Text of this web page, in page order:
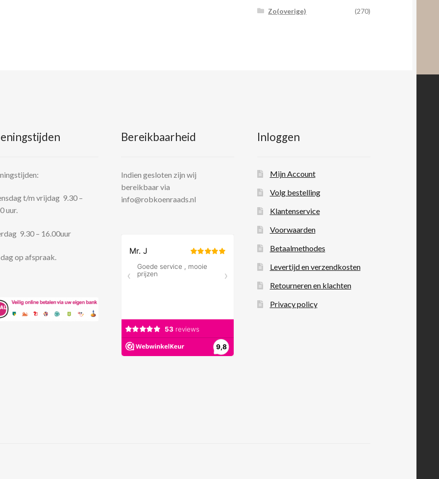
Zo(overige)
(270)
t/m vrijdag 9.30 –
uur.
9.30 – 16.00uur
op afspraak.
Bereikbaarheid
Indien gesloten zijn wij
bereikbaar via
info@robkoenraads.nl
Inloggen
Mijn Account
Volg bestelling
Klantenservice
Voorwaarden
Betaalmethodes
Levertijd en verzendkosten
Retourneren en klachten
Privacy policy